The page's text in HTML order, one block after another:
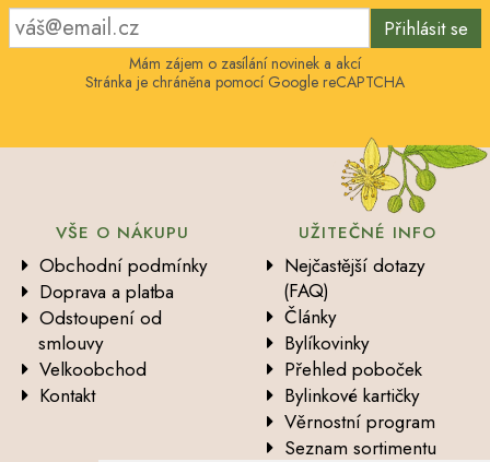
Přihlásit se
Mám zájem o zasílání novinek a akcí
Stránka je chráněna pomocí Google reCAPTCHA
VŠE O NÁKUPU
Obchodní podmínky
Doprava a platba
Odstoupení od
smlouvy
Velkoobchod
Kontakt
UŽITEČNÉ INFO
Nejčastější dotazy
(FAQ)
Články
Bylíkovinky
Přehled poboček
Bylinkové kartičky
Věrnostní program
Seznam sortimentu